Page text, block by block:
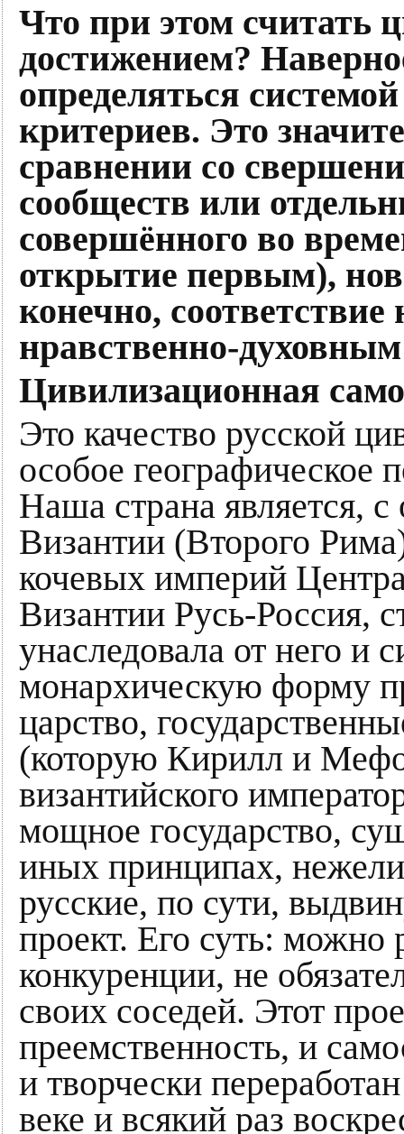
Что при этом считать
достижением?
определяться
критериев. Это
сравнении со
сообществ или
совершённого во
открытие первым),
конечно,
нравственно-
Цивилизационная
Это качество русской
особое географическое
Наша страна является,
Византии (Второго
кочевых империй
Византии Русь-Россия,
унаследовала от него и
монархическую форму
царство,
(которую Кирилл и
византийского
мощное государство,
иных принципах,
русские, по сути,
проект. Его суть: можно
конкуренции, не
своих соседей. Этот
преемственность, и
и творчески
веке и всякий раз